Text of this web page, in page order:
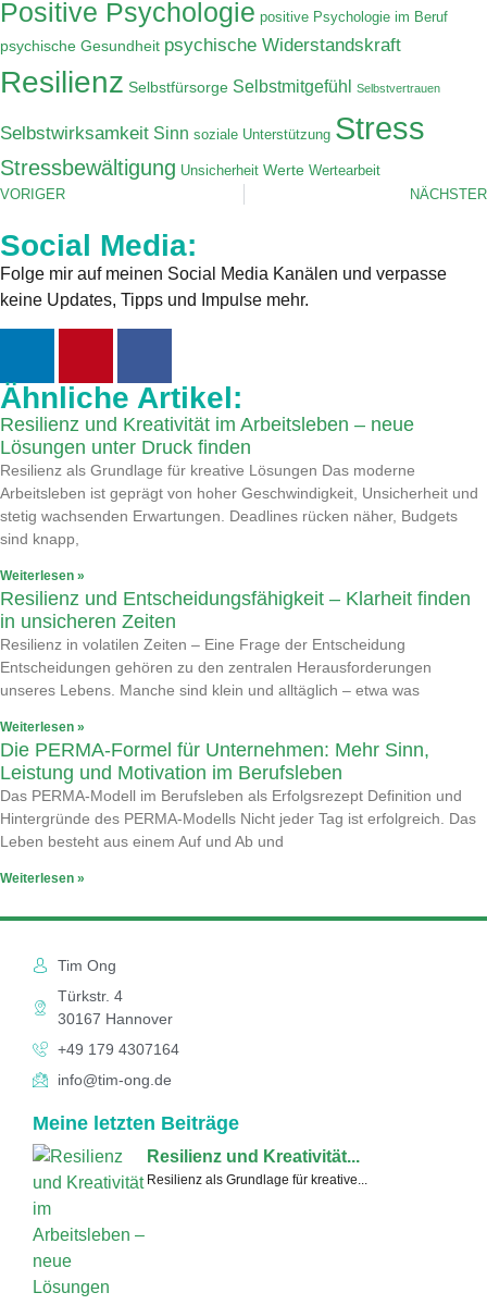
Positive Psychologie positive Psychologie im Beruf
psychische Gesundheit psychische Widerstandskraft
Resilienz Selbstfürsorge Selbstmitgefühl Selbstvertrauen
Selbstwirksamkeit Sinn soziale Unterstützung Stress
Stressbewältigung Unsicherheit Werte Wertearbeit
VORIGER
NÄCHSTER
Social Media:
Folge mir auf meinen Social Media Kanälen und verpasse
keine Updates, Tipps und Impulse mehr.
Ähnliche Artikel:
Resilienz und Kreativität im Arbeitsleben – neue
Lösungen unter Druck finden
Resilienz als Grundlage für kreative Lösungen Das moderne
Arbeitsleben ist geprägt von hoher Geschwindigkeit, Unsicherheit und
stetig wachsenden Erwartungen. Deadlines rücken näher, Budgets
sind knapp,
Weiterlesen »
Resilienz und Entscheidungsfähigkeit – Klarheit finden
in unsicheren Zeiten
Resilienz in volatilen Zeiten – Eine Frage der Entscheidung
Entscheidungen gehören zu den zentralen Herausforderungen
unseres Lebens. Manche sind klein und alltäglich – etwa was
Weiterlesen »
Die PERMA-Formel für Unternehmen: Mehr Sinn,
Leistung und Motivation im Berufsleben
Das PERMA-Modell im Berufsleben als Erfolgsrezept Definition und
Hintergründe des PERMA-Modells Nicht jeder Tag ist erfolgreich. Das
Leben besteht aus einem Auf und Ab und
Weiterlesen »
Tim Ong
Türkstr. 4
30167 Hannover
+49 179 4307164
info@tim-ong.de
Meine letzten Beiträge
Resilienz und Kreativität...
Resilienz als Grundlage für kreative...